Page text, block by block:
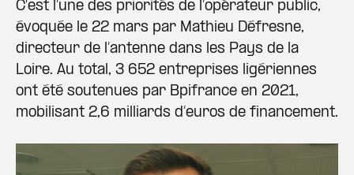
C'est l’une des priorités de l’opérateur public,
évoquée le 22 mars par Mathieu Défresne,
directeur de l’antenne dans les Pays de la
Loire. Au total, 3 652 entreprises ligériennes
ont été soutenues par Bpifrance en 2021,
mobilisant 2,6 milliards d’euros de financement.